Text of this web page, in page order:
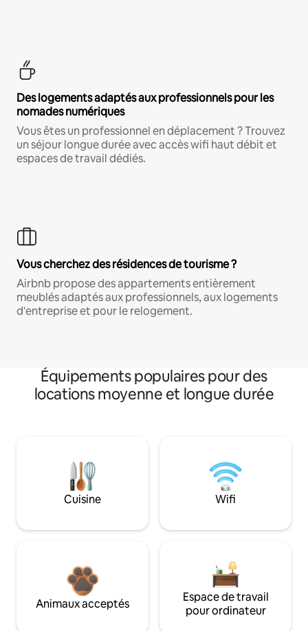
Des logements adaptés aux professionnels pour les
nomades numériques
Vous êtes un professionnel en déplacement ? Trouvez
un séjour longue durée avec accès wifi haut débit et
espaces de travail dédiés.
Vous cherchez des résidences de tourisme ?
Airbnb propose des appartements entièrement
meublés adaptés aux professionnels, aux logements
d'entreprise et pour le relogement.
Équipements populaires pour des
locations moyenne et longue durée
Cuisine Wifi
Animaux acceptés
Espace de travail
pour ordinateur